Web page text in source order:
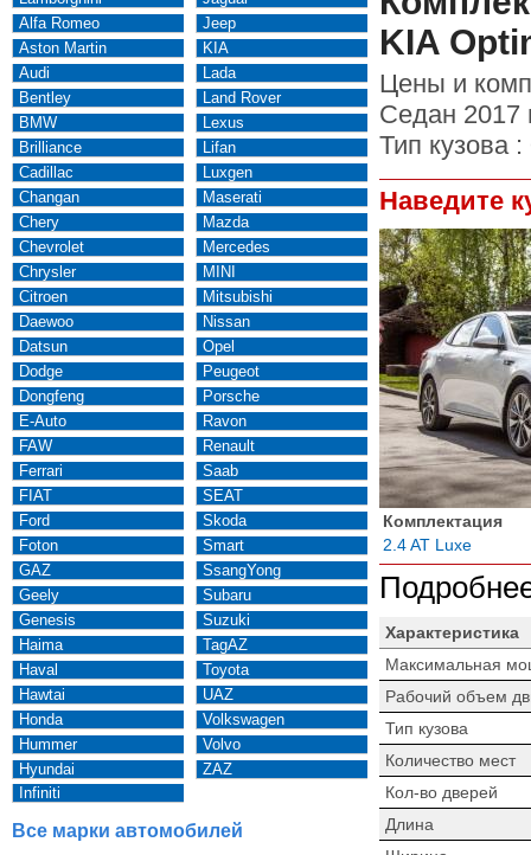
Alfa Romeo
Aston Martin
Audi
Bentley
BMW
Brilliance
Cadillac
Changan
Chery
Chevrolet
Chrysler
Citroen
Daewoo
Datsun
Dodge
Dongfeng
E-Auto
FAW
Ferrari
FIAT
Ford
Foton
GAZ
Geely
Genesis
Haima
Haval
Hawtai
Honda
Hummer
Hyundai
Infiniti
Jeep
KIA
Lada
Land Rover
Lexus
Lifan
Luxgen
Maserati
Mazda
Mercedes
MINI
Mitsubishi
Nissan
Opel
Peugeot
Porsche
Ravon
Renault
Saab
SEAT
Skoda
Smart
SsangYong
Subaru
Suzuki
TagAZ
Toyota
UAZ
Volkswagen
Volvo
ZAZ
Все марки автомобилей
KIA
Цены и
Седан 2017
Тип кузова :
Наведите
Комплектация
2.4 AT Luxe
Характеристика
Максимальная
Рабочий объем
Тип кузова
Количество мест
Кол-во дверей
Длина